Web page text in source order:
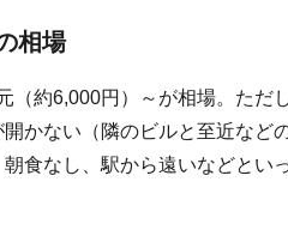
相場
（約6,000円）～が相場。ただ
かない（隣のビルと至近など
食なし、駅から遠いなどとい